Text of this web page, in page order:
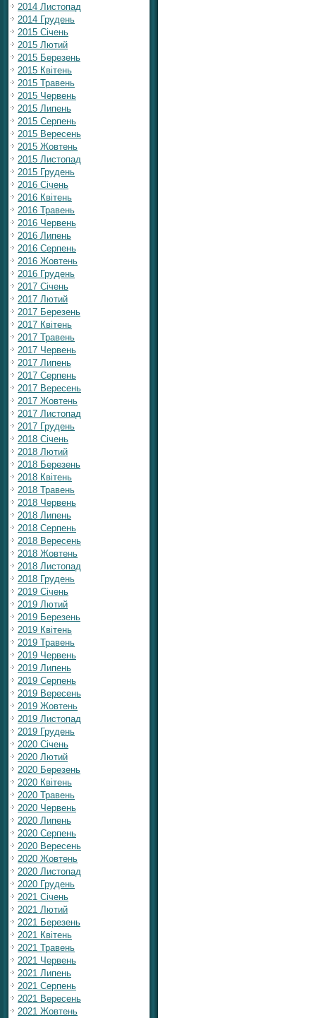
2014 Листопад
2014 Грудень
2015 Січень
2015 Лютий
2015 Березень
2015 Квітень
2015 Травень
2015 Червень
2015 Липень
2015 Серпень
2015 Вересень
2015 Жовтень
2015 Листопад
2015 Грудень
2016 Січень
2016 Квітень
2016 Травень
2016 Червень
2016 Липень
2016 Серпень
2016 Жовтень
2016 Грудень
2017 Січень
2017 Лютий
2017 Березень
2017 Квітень
2017 Травень
2017 Червень
2017 Липень
2017 Серпень
2017 Вересень
2017 Жовтень
2017 Листопад
2017 Грудень
2018 Січень
2018 Лютий
2018 Березень
2018 Квітень
2018 Травень
2018 Червень
2018 Липень
2018 Серпень
2018 Вересень
2018 Жовтень
2018 Листопад
2018 Грудень
2019 Січень
2019 Лютий
2019 Березень
2019 Квітень
2019 Травень
2019 Червень
2019 Липень
2019 Серпень
2019 Вересень
2019 Жовтень
2019 Листопад
2019 Грудень
2020 Січень
2020 Лютий
2020 Березень
2020 Квітень
2020 Травень
2020 Червень
2020 Липень
2020 Серпень
2020 Вересень
2020 Жовтень
2020 Листопад
2020 Грудень
2021 Січень
2021 Лютий
2021 Березень
2021 Квітень
2021 Травень
2021 Червень
2021 Липень
2021 Серпень
2021 Вересень
2021 Жовтень